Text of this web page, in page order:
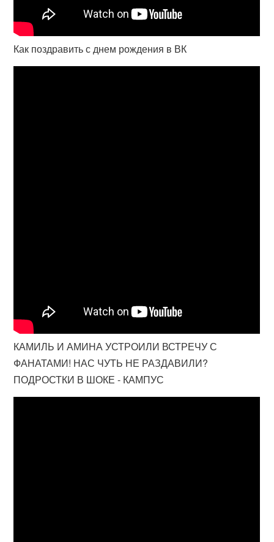
Как поздравить с днем рождения в ВК
КАМИЛЬ И АМИНА УСТРОИЛИ ВСТРЕЧУ С
ФАНАТАМИ! НАС ЧУТЬ НЕ РАЗДАВИЛИ?
ПОДРОСТКИ В ШОКЕ - КАМПУС